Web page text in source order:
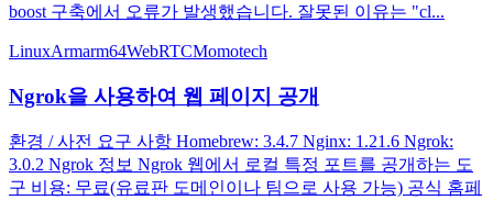
boost 구축에서 오류가 발생했습니다. 잘못된 이유는 "cl...
LinuxArmarm64WebRTCMomotech
Ngrok을 사용하여 웹 페이지 공개
환경 / 사전 요구 사항 Homebrew: 3.4.7 Nginx: 1.21.6 Ngrok:
3.0.2 Ngrok 정보 Ngrok 웹에서 로컬 특정 포트를 공개하는 도
구 비용: 무료(유료판 도메인이나 팀으로 사용 가능) 공식 홈페